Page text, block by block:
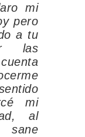
mi
pero
a tu
las
mi
al
sane